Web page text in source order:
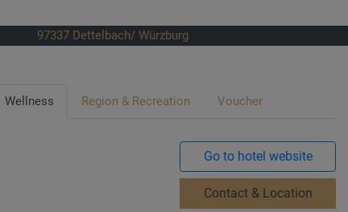
97337 Dettelbach/ Würzburg
Wellness Region & Recreation Voucher
Go to hotel website
Contact & Location